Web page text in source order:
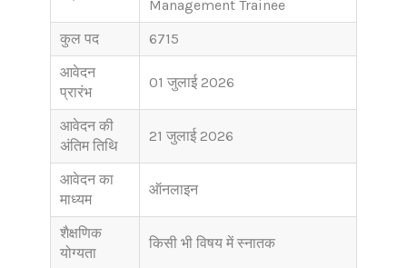
Management Trainee
कुल पद
6715
आवेदन
प्रारंभ
01 जुलाई 2026
आवेदन की
अंतिम तिथि
21 जुलाई 2026
आवेदन का
माध्यम
ऑनलाइन
शैक्षणिक
योग्यता
किसी भी विषय में स्नातक